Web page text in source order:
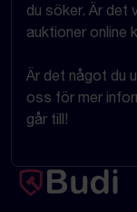
du söker. Är det
auktioner online
Är det något du
oss för mer
går till!